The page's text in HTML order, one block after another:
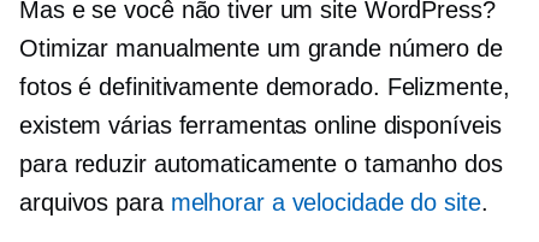
Mas e se você não tiver um site WordPress?
Otimizar manualmente um grande número de
fotos é definitivamente demorado. Felizmente,
existem várias ferramentas online disponíveis
para reduzir automaticamente o tamanho dos
arquivos para melhorar a velocidade do site.